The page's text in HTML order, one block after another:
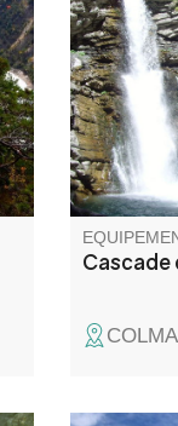
longe le
sous le
Vous
montagne
échelette.
Cascade